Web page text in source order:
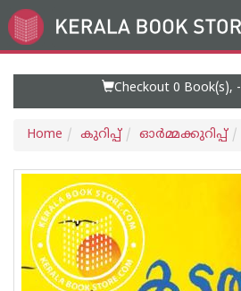
Go
to
Checkout 0 Book(s), -
Home കുറിപ്പ്‌ ഓര്‍മ്മക്കുറിപ്പ്‌